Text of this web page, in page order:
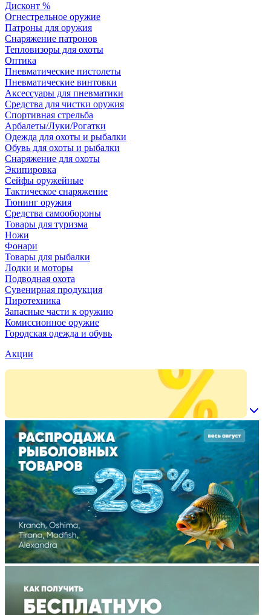
Дисконт %
Огнестрельное оружие
Патроны для оружия
Снаряжение патронов
Тепловизоры для охоты
Оптика
Пневматические пистолеты
Пневматические винтовки
Аксессуары для пневматики
Средства для чистки оружия
Спортивная стрельба
Арбалеты/Луки/Рогатки
Одежда для охоты и рыбалки
Обувь для охоты и рыбалки
Снаряжение для охоты
Экипировка
Сейфы оружейные
Тактическое снаряжение
Тюнинг оружия
Средства самообороны
Товары для туризма
Ножи
Фонари
Товары для рыбалки
Лодки и моторы
Подводная охота
Сувенирная продукция
Пиротехника
Запасные части к оружию
Комиссионное оружие
Городская одежда и обувь
Акции